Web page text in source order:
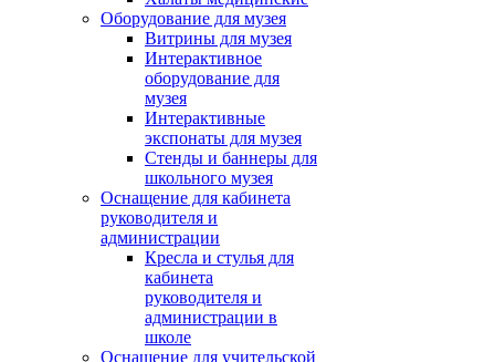
Оборудование для музея
Витрины для музея
Интерактивное
оборудование для
музея
Интерактивные
экспонаты для музея
Стенды и баннеры для
школьного музея
Оснащение для кабинета
руководителя и
администрации
Кресла и стулья для
кабинета
руководителя и
администрации в
школе
Оснащение для учительской